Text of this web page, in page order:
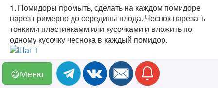
1. Помидоры промыть, сделать на каждом помидоре
нарез примерно до середины плода. Чеснок нарезать
тонкими пластинкамм или кусочками и вложить по
одному кусочку чеснока в каждый помидор.
2.В банку выложить ржаную муку и выложить
😋Меню